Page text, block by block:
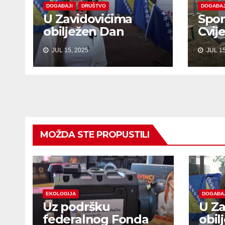
DOGAĐAJI DRUŠTVO
U Zavidovićima
obilježen Dan
sjećanja na žrtve
genocida u
Srebrenici
JUL 15, 2025 JUL
MOŽDA STE PROPUSTILI
EKOLOGIJA
Uz podršku
federalnog Fonda
U